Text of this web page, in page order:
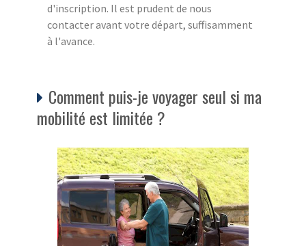
d'inscription. Il est prudent de nous
contacter avant votre départ, suffisamment
à l'avance.
Comment puis-je voyager seul si ma
mobilité est limitée ?